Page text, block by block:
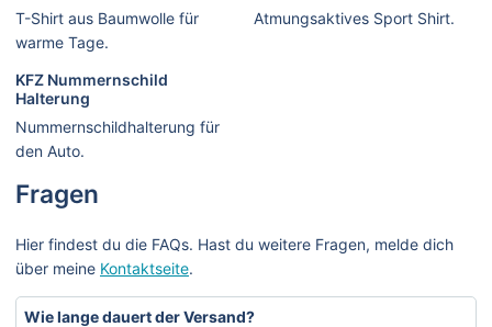
T-Shirt aus Baumwolle für
warme Tage.
Atmungsaktives Sport Shirt.
KFZ Nummernschild
Halterung
Nummernschildhalterung für
den Auto.
Fragen
Hier findest du die FAQs. Hast du weitere Fragen, melde dich
über meine Kontaktseite.
Wie lange dauert der Versand?